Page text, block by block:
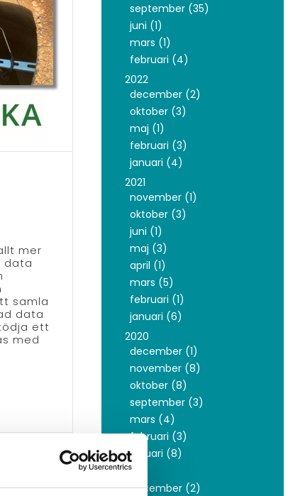
mer
data
samla
data
ett
med
september (35)
juni (1)
mars (1)
februari (4)
2022
december (2)
oktober (3)
maj (1)
februari (3)
januari (4)
2021
november (1)
oktober (3)
juni (1)
maj (3)
april (1)
mars (5)
februari (1)
januari (6)
2020
december (1)
november (8)
oktober (8)
september (3)
mars (4)
februari (3)
januari (8)
2019
december (2)